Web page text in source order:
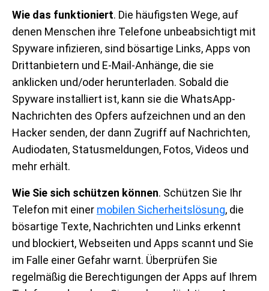
Wie das funktioniert. Die häufigsten Wege, auf
denen Menschen ihre Telefone unbeabsichtigt mit
Spyware infizieren, sind bösartige Links, Apps von
Drittanbietern und E-Mail-Anhänge, die sie
anklicken und/oder herunterladen. Sobald die
Spyware installiert ist, kann sie die WhatsApp-
Nachrichten des Opfers aufzeichnen und an den
Hacker senden, der dann Zugriff auf Nachrichten,
Audiodaten, Statusmeldungen, Fotos, Videos und
mehr erhält.
Wie Sie sich schützen können. Schützen Sie Ihr
Telefon mit einer mobilen Sicherheitslösung, die
bösartige Texte, Nachrichten und Links erkennt
und blockiert, Webseiten und Apps scannt und Sie
im Falle einer Gefahr warnt. Überprüfen Sie
regelmäßig die Berechtigungen der Apps auf Ihrem